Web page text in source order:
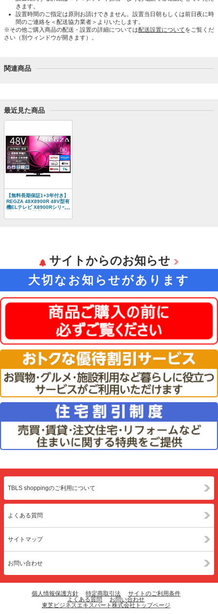
きます。
設置時間のご指定は原則お請けできません。設置当日朝もしくは前日夜に時
間のご連絡を＜配送協力業者＞よりいたします。
※その他ご購入商品の配送・設置の詳細については配送設置についてをご覧くだ
さい（別ウィンドウが開きます）。
関連商品
最近見た商品
【無料長期保証1+3年付き】
REGZA 48X8900R 48V型有
機ELテレビ X8900Rシリー
サイトからのお知らせ
大切なお知らせがあります
TBLS shoppingのご利用について
よくある質問
サイトマップ
お問い合わせ
個人情報保護方針 特定商取引法
サイトのご利用条件
よくある質問
お問い合わせ
東芝ビジネスエキスパート株式会社トップページ